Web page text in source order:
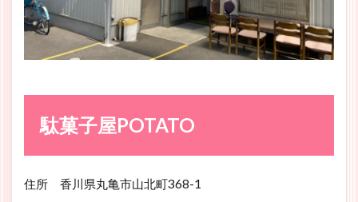
駄菓子屋POTATO
住所 香川県丸亀市山北町368-1